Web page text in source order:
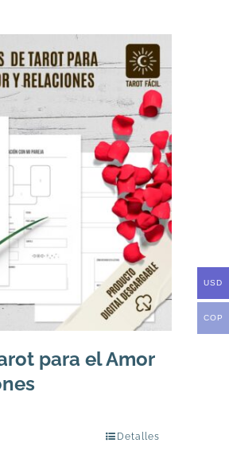
para el Amor
Detalles
USD
COP